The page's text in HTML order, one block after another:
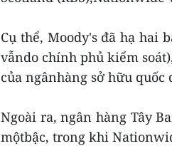
Cụ thể, Moody's đã hạ hai
vẫndo chính phủ kiểm
của ngânhàng sở hữu
Ngoài ra, ngân hàng Tây
mộtbậc, trong khi